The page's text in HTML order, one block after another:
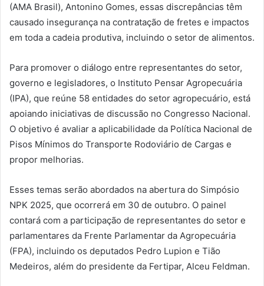
(AMA Brasil), Antonino Gomes, essas discrepâncias têm
causado insegurança na contratação de fretes e impactos
em toda a cadeia produtiva, incluindo o setor de alimentos.
Para promover o diálogo entre representantes do setor,
governo e legisladores, o Instituto Pensar Agropecuária
(IPA), que reúne 58 entidades do setor agropecuário, está
apoiando iniciativas de discussão no Congresso Nacional.
O objetivo é avaliar a aplicabilidade da Política Nacional de
Pisos Mínimos do Transporte Rodoviário de Cargas e
propor melhorias.
Esses temas serão abordados na abertura do Simpósio
NPK 2025, que ocorrerá em 30 de outubro. O painel
contará com a participação de representantes do setor e
parlamentares da Frente Parlamentar da Agropecuária
(FPA), incluindo os deputados Pedro Lupion e Tião
Medeiros, além do presidente da Fertipar, Alceu Feldman.